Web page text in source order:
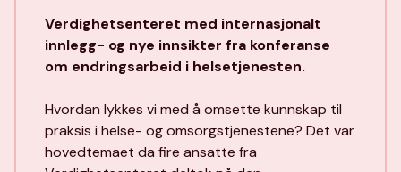
Verdighetsenteret med internasjonalt
innlegg- og nye innsikter fra konferanse
om endringsarbeid i helsetjenesten.
Hvordan lykkes vi med å omsette kunnskap til
praksis i helse- og omsorgstjenestene? Det var
hovedtemaet da fire ansatte fra